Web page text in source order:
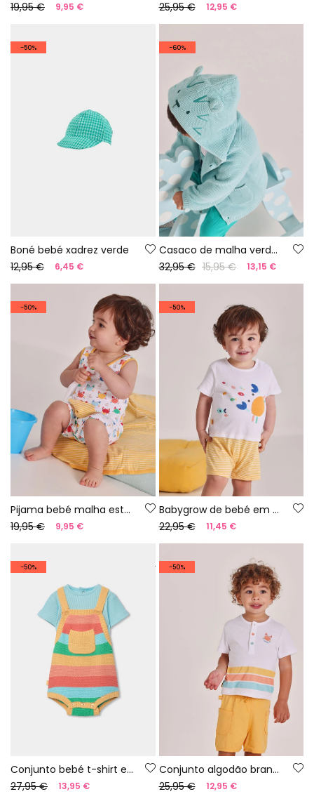
19,95 € 9,95 € 25,95 € 12,95 €
-50%
Boné bebé xadrez verde
12,95 €
6,45 €
-60%
Casaco de malha verde para bebé
32,95 € 15,95 € 13,15 €
-50%
Pijama bebé malha estampado
19,95 €
9,95 €
-50%
Babygrow de bebé em algodão branco
22,95 €
11,45 €
-50%
Conjunto bebé t-shirt e jardineiras riscas multicolor
27,95 €
13,95 €
-50%
Conjunto algodão branco bebé
25,95 €
12,95 €